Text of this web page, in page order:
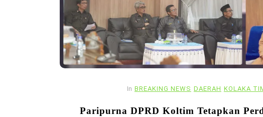
In BREAKING NEWS DAERAH KOLAKA
Paripurna DPRD Koltim Tetapkan